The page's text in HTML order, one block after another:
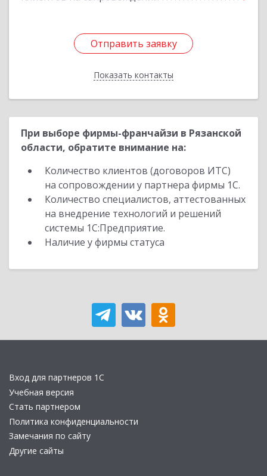
Отправить заявку
Показать контакты
Отправить заявку
Назад
При выборе фирмы-франчайзи в Рязанской
области, обратите внимание на:
Количество клиентов (договоров ИТС)
на сопровождении у партнера фирмы 1С.
Количество специалистов, аттестованных
на внедрение технологий и решений
системы 1С:Предприятие.
Наличие у фирмы статуса
Вход для партнеров 1С
Учебная версия
Стать партнером
Политика конфиденциальности
Замечания по сайту
Другие сайты